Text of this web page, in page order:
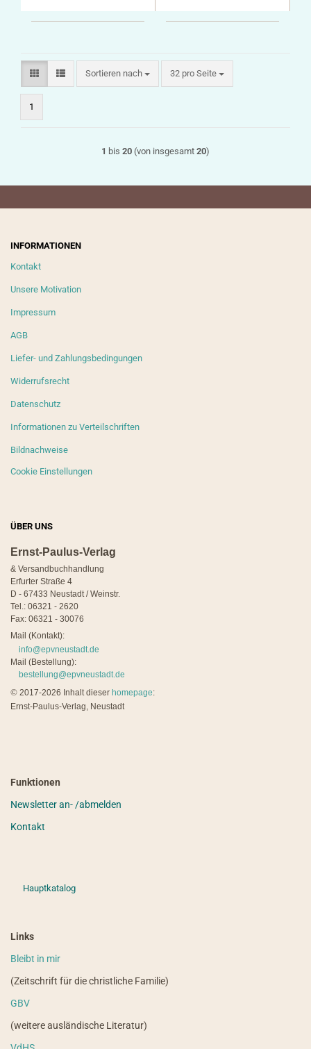
Sortieren nach
Sortieren nach 32 pro Seite
pro Seite
1
1 bis 20 (von insgesamt 20)
INFORMATIONEN
Kontakt
Unsere Motivation
Impressum
AGB
Liefer- und Zahlungsbedingungen
Widerrufsrecht
Datenschutz
Informationen zu Verteilschriften
Bildnachweise
Cookie Einstellungen
ÜBER UNS
Ernst-Paulus-Verlag
& Versandbuchhandlung
Erfurter Straße 4
D - 67433 Neustadt / Weinstr.
Tel.: 06321 - 2620
Fax: 06321 - 30076
Mail (Kontakt):
info@epvneustadt.de
Mail (Bestellung):
bestellung@epvneustadt.de
© 2017-2026 Inhalt dieser homepage:
Ernst-Paulus-Verlag, Neustadt
Funktionen
Newsletter an- /abmelden
Kontakt
Hauptkatalog
Links
Bleibt in mir
(Zeitschrift für die christliche Familie)
GBV
(weitere ausländische Literatur)